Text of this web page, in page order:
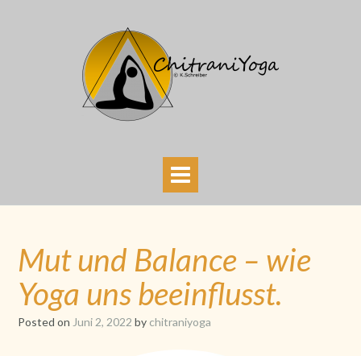
Mut und Balance – wie
Yoga uns beeinflusst.
Posted on Juni 2, 2022 by chitraniyoga